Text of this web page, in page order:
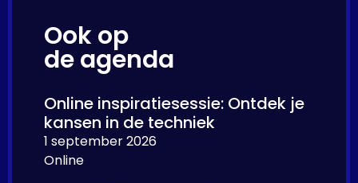
Ook op
de agenda
Online inspiratiesessie: Ontdek je
kansen in de techniek
1 september 2026
Online